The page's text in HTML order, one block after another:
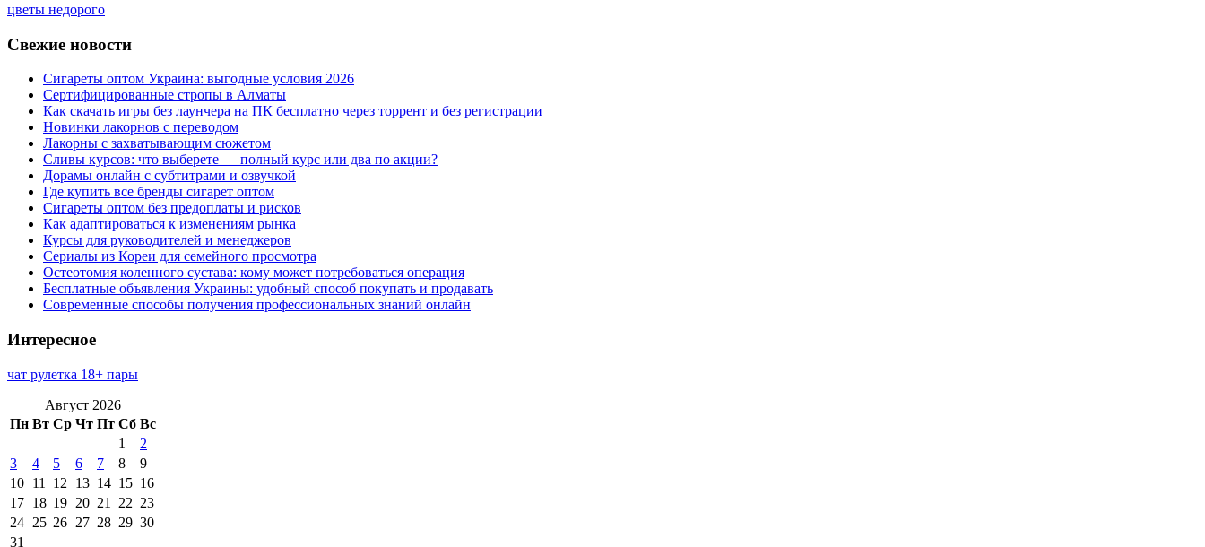
цветы недорого
Свежие новости
Сигареты оптом Украина: выгодные условия 2026
Сертифицированные стропы в Алматы
Как скачать игры без лаунчера на ПК бесплатно через торрент и без регистрации
Новинки лакорнов с переводом
Лакорны с захватывающим сюжетом
Сливы курсов: что выберете — полный курс или два по акции?
Дорамы онлайн с субтитрами и озвучкой
Где купить все бренды сигарет оптом
Сигареты оптом без предоплаты и рисков
Как адаптироваться к изменениям рынка
Курсы для руководителей и менеджеров
Сериалы из Кореи для семейного просмотра
Остеотомия коленного сустава: кому может потребоваться операция
Бесплатные объявления Украины: удобный способ покупать и продавать
Современные способы получения профессиональных знаний онлайн
Интересное
чат рулетка 18+ пары
Август 2026
Пн Вт Ср Чт Пт Сб Вс
1
2
3
4 5 6 7 8
9
10 11 12 13 14 15 16
17 18 19 20 21 22 23
24 25 26 27 28 29 30
31